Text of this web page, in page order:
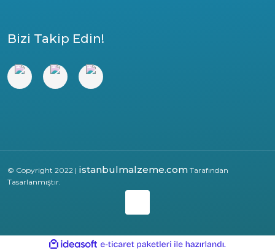
Bizi Takip Edin!
© Copyright 2022 | istanbulmalzeme.com Tarafından
Tasarlanmıştır.
ideasoft
e-